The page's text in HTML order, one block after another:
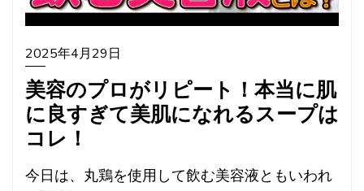
2025年4月29日
美容のプロがリピート！本当に肌
に良すぎて美肌になれるスープは
コレ！
今日は、丸鶏を使用して飲む美容液ともいわれ